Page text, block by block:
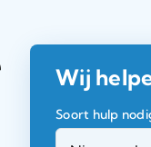
Wij
Soort hulp